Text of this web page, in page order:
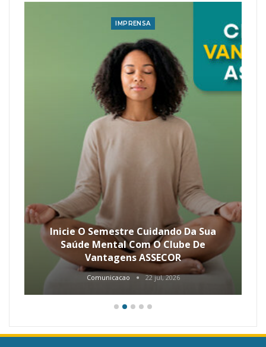
IMPRENSA
Inicie O Semestre Cuidando Da Sua
Saúde Mental Com O Clube De
Vantagens ASSECOR
Comunicacao 22 jul, 2026